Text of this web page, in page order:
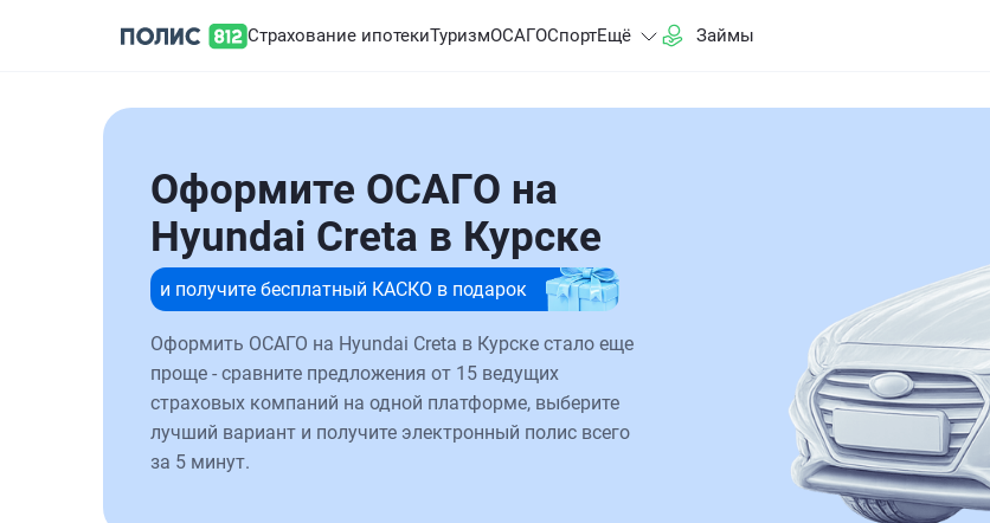
Страхование ипотекиТуризмОСАГОСпортЕщё Займы
Оформите ОСАГО на
Hyundai Creta в Курске
и получите бесплатный КАСКО в подарок
Оформить ОСАГО на Hyundai Creta в Курске стало еще
проще - сравните предложения от 15 ведущих
страховых компаний на одной платформе, выберите
лучший вариант и получите электронный полис всего
за 5 минут.